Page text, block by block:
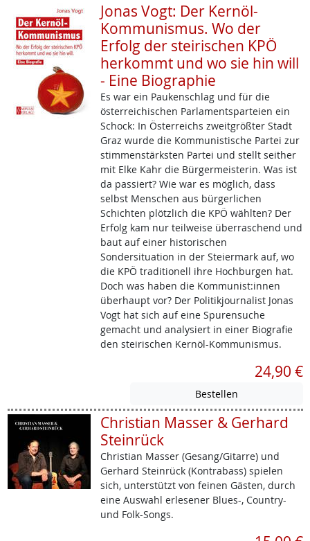
Jonas Vogt: Der Kernöl-
Kommunismus. Wo der
Erfolg der steirischen KPÖ
herkommt und wo sie hin will
- Eine Biographie
Es war ein Paukenschlag und für die
österreichischen Parlamentsparteien ein
Schock: In Österreichs zweitgrößter Stadt
Graz wurde die Kommunistische Partei zur
stimmenstärksten Partei und stellt seither
mit Elke Kahr die Bürgermeisterin. Was ist
da passiert? Wie war es möglich, dass
selbst Menschen aus bürgerlichen
Schichten plötzlich die KPÖ wählten? Der
Erfolg kam nur teilweise überraschend und
baut auf einer historischen
Sondersituation in der Steiermark auf, wo
die KPÖ traditionell ihre Hochburgen hat.
Doch was haben die Kommunist:innen
überhaupt vor? Der Politikjournalist Jonas
Vogt hat sich auf eine Spurensuche
gemacht und analysiert in einer Biografie
den steirischen Kernöl-Kommunismus.
24,90 €
Christian Masser & Gerhard
Steinrück
Christian Masser (Gesang/Gitarre) und
Gerhard Steinrück (Kontrabass) spielen
sich, unterstützt von feinen Gästen, durch
eine Auswahl erlesener Blues-, Country-
und Folk-Songs.